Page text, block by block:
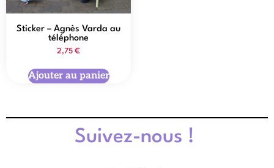
Sticker – Agnès Varda au
téléphone
2,75 €
Ajouter au panier
Suivez-nous !